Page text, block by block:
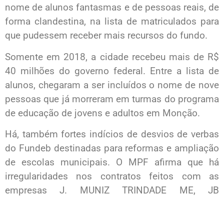
nome de alunos fantasmas e de pessoas reais, de
forma clandestina, na lista de matriculados para
que pudessem receber mais recursos do fundo.
Somente em 2018, a cidade recebeu mais de R$
40 milhões do governo federal. Entre a lista de
alunos, chegaram a ser incluídos o nome de nove
pessoas que já morreram em turmas do programa
de educação de jovens e adultos em Monção.
Há, também fortes indícios de desvios de verbas
do Fundeb destinadas para reformas e ampliação
de escolas municipais. O MPF afirma que há
irregularidades nos contratos feitos com as
empresas J. MUNIZ TRINDADE ME, JB